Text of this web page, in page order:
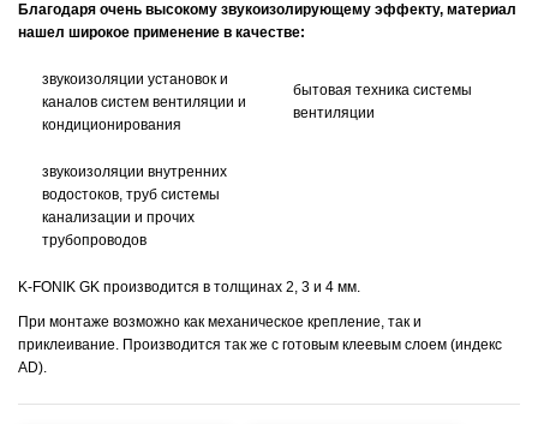
Благодаря очень высокому звукоизолирующему эффекту, материал
нашел широкое применение в качестве:
звукоизоляции установок и
каналов систем вентиляции и
кондиционирования
бытовая техника системы
вентиляции
звукоизоляции внутренних
водостоков, труб системы
канализации и прочих
трубопроводов
K-FONIK GK производится в толщинах 2, 3 и 4 мм.
При монтаже возможно как механическое крепление, так и
приклеивание. Производится так же с готовым клеевым слоем (индекс
AD).